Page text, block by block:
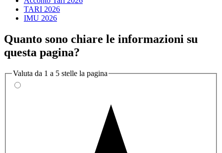
TARI 2026
IMU 2026
Quanto sono chiare le informazioni su
questa pagina?
Valuta da 1 a 5 stelle la pagina